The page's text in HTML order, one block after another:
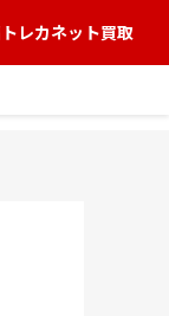
レカネット買取